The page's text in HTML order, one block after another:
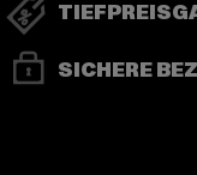
SICHERE